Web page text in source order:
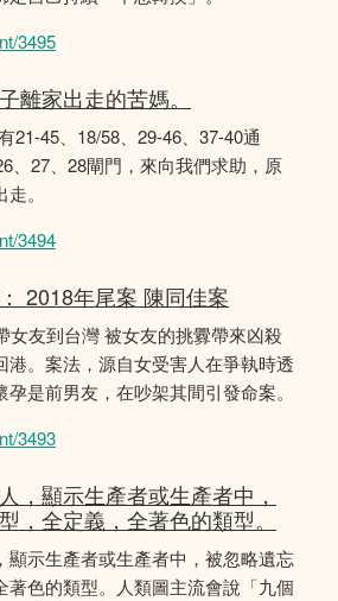
3495
離家出走的苦媽。
21-45、18/58、29-46、37-40通
、27、28閘門，來向我們求助，原
。
3494
2018年尾案 陳同佳案
女友到台灣 被女友的挑釁帶來凶殺
港。案法，源自女受害人在爭執時透
是前男友，在吵架其間引發命案。
3493
，顯示生產者或生產者中，
，全定義，全著色的類型。
顯示生產者或生產者中，被忽略遺忘
著色的類型。人類圖主流會說「九個